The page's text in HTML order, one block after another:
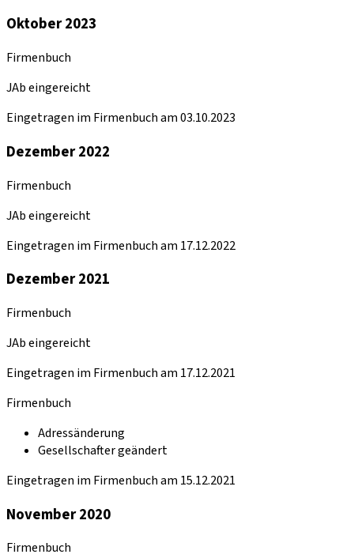
Oktober 2023
Firmenbuch
JAb eingereicht
Eingetragen im Firmenbuch am 03.10.2023
Dezember 2022
Firmenbuch
JAb eingereicht
Eingetragen im Firmenbuch am 17.12.2022
Dezember 2021
Firmenbuch
JAb eingereicht
Eingetragen im Firmenbuch am 17.12.2021
Firmenbuch
Adressänderung
Gesellschafter geändert
Eingetragen im Firmenbuch am 15.12.2021
November 2020
Firmenbuch